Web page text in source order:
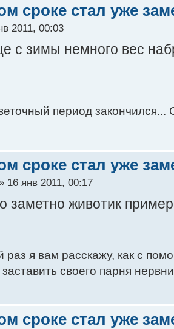
сроке стал уже
2011, 00:03
с зимы немного вес
период
сроке стал уже
16 янв 2011, 00:17
заметно животик
я вам расскажу, как с
своего парня
сроке стал уже